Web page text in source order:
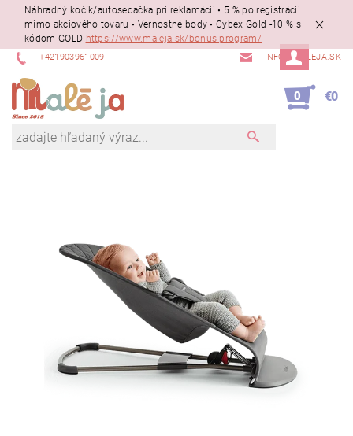
Náhradný kočík/autosedačka pri reklamácii • 5 % po registrácii
mimo akciového tovaru • Vernostné body • Cybex Gold -10 % s
kódom GOLD https://www.maleja.sk/bonus-program/
+421903961009 INFO@MALEJA.SK
0 €0